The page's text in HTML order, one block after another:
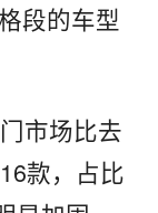
段的车型
市场比去
款，占比